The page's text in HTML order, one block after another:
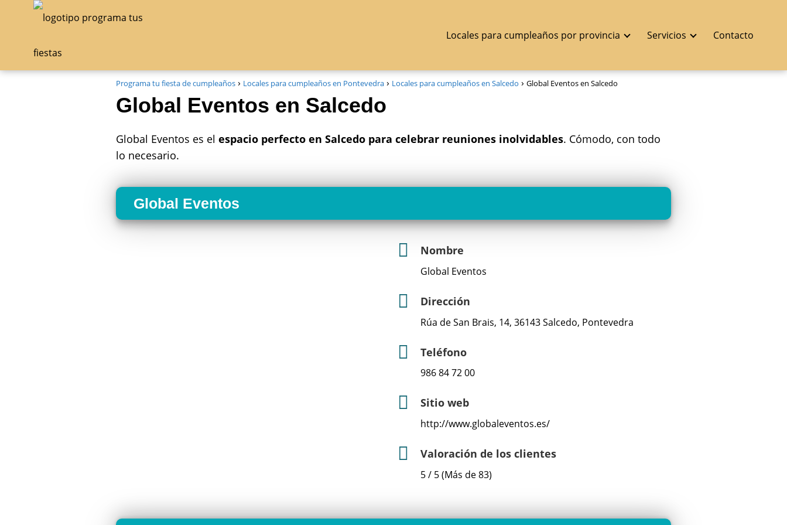
Locales para cumpleaños por provincia Servicios Contacto
Programa tu fiesta de cumpleaños Locales para cumpleaños en Pontevedra Locales para cumpleaños en Salcedo Global Eventos en Salcedo
Global Eventos en Salcedo
Global Eventos es el espacio perfecto en Salcedo para celebrar reuniones inolvidables. Cómodo, con todo
lo necesario.
Global Eventos
Nombre
Global Eventos
Dirección
Rúa de San Brais, 14, 36143 Salcedo, Pontevedra
Teléfono
986 84 72 00
Sitio web
http://www.globaleventos.es/
Valoración de los clientes
5 / 5 (Más de 83)